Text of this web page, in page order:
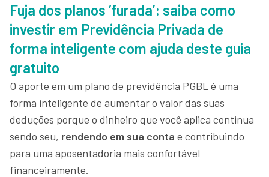
Fuja dos planos ‘furada’: saiba como
investir em Previdência Privada de
forma inteligente com ajuda deste guia
gratuito
O aporte em um plano de previdência PGBL é uma
forma inteligente de aumentar o valor das suas
deduções porque o dinheiro que você aplica continua
sendo seu, rendendo em sua conta e contribuindo
para uma aposentadoria mais confortável
financeiramente.